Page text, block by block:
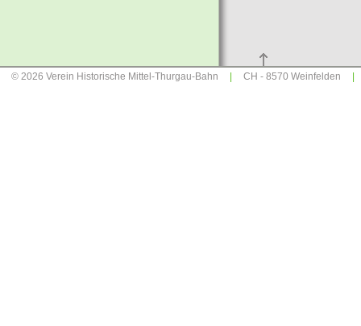
© 2026 Verein Historische Mittel-Thurgau-Bahn CH - 8570 Weinfelden